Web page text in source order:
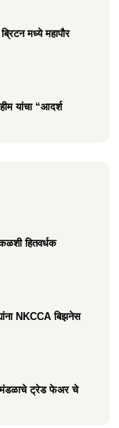
मध्ये महापौर
यांचा “आदर्श
मा.श्री.उद्धव
हितवर्धक
NKCCA बिझनेस
ट्रेड फेअर चे